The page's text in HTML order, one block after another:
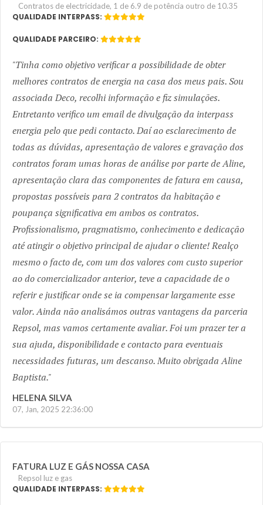
Contratos de electricidade, 1 de 6.9 de potência outro de 10.35
QUALIDADE INTERPASS:
QUALIDADE PARCEIRO:
Tinha como objetivo verificar a possibilidade de obter
melhores contratos de energia na casa dos meus pais. Sou
associada Deco, recolhi informação e fiz simulações.
Entretanto verifico um email de divulgação da interpass
energia pelo que pedi contacto. Daí ao esclarecimento de
todas as dúvidas, apresentação de valores e gravação dos
contratos foram umas horas de análise por parte de Aline,
apresentação clara das componentes de fatura em causa,
propostas possíveis para 2 contratos da habitação e
poupança significativa em ambos os contratos.
Profissionalismo, pragmatismo, conhecimento e dedicação
até atingir o objetivo principal de ajudar o cliente! Realço
mesmo o facto de, com um dos valores com custo superior
ao do comercializador anterior, teve a capacidade de o
referir e justificar onde se ia compensar largamente esse
valor. Ainda não analisámos outras vantagens da parceria
Repsol, mas vamos certamente avaliar. Foi um prazer ter a
sua ajuda, disponibilidade e contacto para eventuais
necessidades futuras, um descanso. Muito obrigada Aline
Baptista.
HELENA SILVA
07, Jan, 2025 22:36:00
FATURA LUZ E GÁS NOSSA CASA
Repsol luz e gas
QUALIDADE INTERPASS: